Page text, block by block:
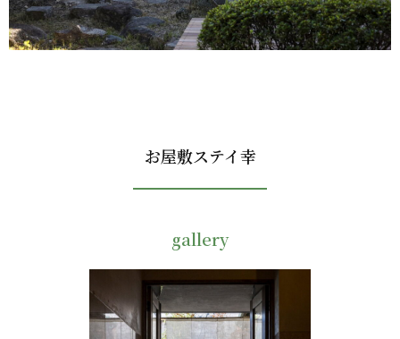
お屋敷ステイ幸
gallery